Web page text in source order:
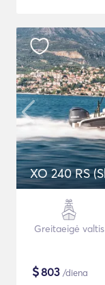
XO 240 RS
Greitaeigė valtis
$803 /diena